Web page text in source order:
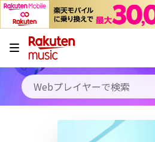
キャンペーン
料金プラン
使い方